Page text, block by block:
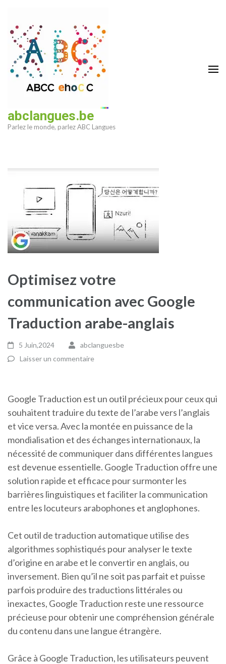
contenu
(Pressez
Entrée)
abclangues.be
Parlez le monde, parlez ABC Langues
Optimisez votre
communication avec Google
Traduction arabe-anglais
5 Juin,2024
abclanguesbe
Laisser un commentaire
Google Traduction est un outil précieux pour ceux qui
souhaitent traduire du texte de l’arabe vers l’anglais
et vice versa. Avec la montée en puissance de la
mondialisation et des échanges internationaux, la
nécessité de communiquer dans différentes langues
est devenue essentielle. Google Traduction offre une
solution rapide et efficace pour surmonter les
barrières linguistiques et faciliter la communication
entre les locuteurs arabophones et anglophones.
Cet outil de traduction automatique utilise des
algorithmes sophistiqués pour analyser le texte
d’origine en arabe et le convertir en anglais, ou
inversement. Bien qu’il ne soit pas parfait et puisse
parfois produire des traductions littérales ou
inexactes, Google Traduction reste une ressource
précieuse pour obtenir une compréhension générale
du contenu dans une langue étrangère.
Grâce à Google Traduction, les utilisateurs peuvent